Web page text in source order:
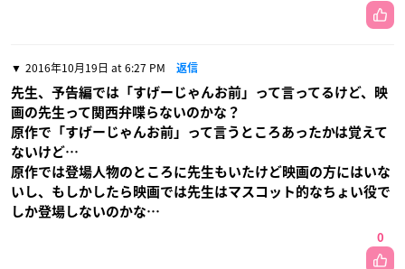
2016年10月19日 at 6:27 PM 返信
先生、予告編では「すげーじゃんお前」って言ってるけど、映
画の先生って関西弁喋らないのかな？
原作で「すげーじゃんお前」って言うところあったかは覚えて
ないけど…
原作では登場人物のところに先生もいたけど映画の方にはいな
いし、もしかしたら映画では先生はマスコット的なちょい役で
しか登場しないのかな…
0